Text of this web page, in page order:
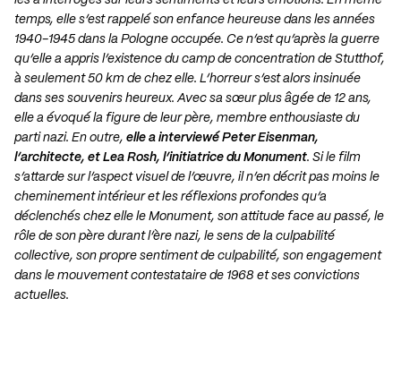
temps, elle s’est rappelé son enfance heureuse dans les années
1940-1945 dans la Pologne occupée. Ce n’est qu’après la guerre
qu’elle a appris l’existence du camp de concentration de Stutthof,
à seulement 50 km de chez elle. L’horreur s’est alors insinuée
dans ses souvenirs heureux. Avec sa sœur plus âgée de 12 ans,
elle a évoqué la figure de leur père, membre enthousiaste du
parti nazi. En outre, elle a interviewé Peter Eisenman,
l’architecte, et Lea Rosh, l’initiatrice du Monument. Si le film
s’attarde sur l’aspect visuel de l’œuvre, il n’en décrit pas moins le
cheminement intérieur et les réflexions profondes qu’a
déclenchés chez elle le Monument, son attitude face au passé, le
rôle de son père durant l’ère nazi, le sens de la culpabilité
collective, son propre sentiment de culpabilité, son engagement
dans le mouvement contestataire de 1968 et ses convictions
actuelles.